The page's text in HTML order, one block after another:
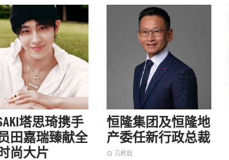
塔思琦携手
田嘉瑞臻献全
尚大片
恒隆集团及恒隆地
产委任新行政总裁
access_time 几秒后